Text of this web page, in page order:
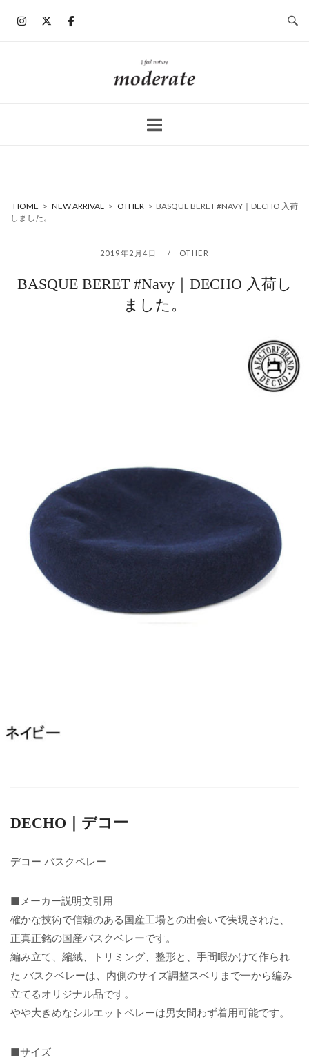
ホ
ー
HOME > NEW ARRIVAL > OTHER > BASQUE BERET #NAVY｜DECHO 入荷
しました。
2019年2月4日 OTHER
BASQUE BERET #Navy｜DECHO 入荷し
ました。
DECHO｜デコー
デコー バスクベレー
■メーカー説明文引用
確かな技術で信頼のある国産工場との出会いで実現された、
正真正銘の国産バスクベレーです。
編み立て、縮絨、トリミング、整形と、手間暇かけて作られ
た バスクベレーは、内側のサイズ調整スベリまで一から編み
立てるオリジナル品です。
やや大きめなシルエットベレーは男女問わず着用可能です。
■サイズ